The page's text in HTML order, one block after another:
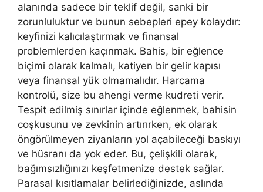
alanında sadece bir teklif değil, sanki bir
zorunluluktur ve bunun sebepleri epey kolaydır:
keyfinizi kalıcılaştırmak ve finansal
problemlerden kaçınmak. Bahis, bir eğlence
biçimi olarak kalmalı, katiyen bir gelir kapısı
veya finansal yük olmamalıdır. Harcama
kontrolü, size bu ahengi verme kudreti verir.
Tespit edilmiş sınırlar içinde eğlenmek, bahisin
coşkusunu ve zevkinin artırırken, ek olarak
öngörülmeyen ziyanların yol açabileceği baskıyı
ve hüsranı da yok eder. Bu, çelişkili olarak,
bağımsızlığınızı keşfetmenize destek sağlar.
Parasal kısıtlamalar belirlediğinizde, aslında